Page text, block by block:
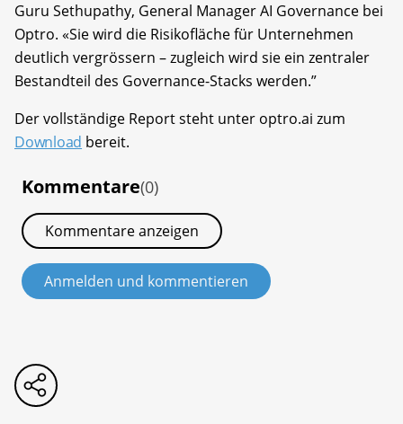
Guru Sethupathy, General Manager AI Governance bei
Optro. «Sie wird die Risikofläche für Unternehmen
deutlich vergrössern – zugleich wird sie ein zentraler
Bestandteil des Governance-Stacks werden.”
Der vollständige Report steht unter optro.ai zum
Download bereit.
Kommentare(0)
Kommentare anzeigen
Anmelden und kommentieren